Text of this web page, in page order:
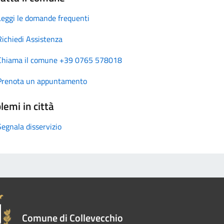
le domande frequenti
Assistenza
il comune +39 0765 578018
un appuntamento
in città
disservizio
Comune di Collevecchio